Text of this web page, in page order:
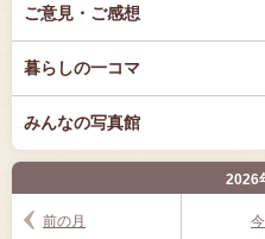
ご意見・ご感想
暮らしの一コマ
みんなの写真館
2026
前の月